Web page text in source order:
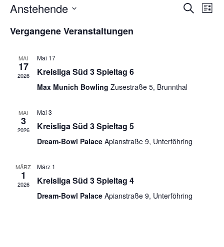
SucheListe
Anstehende
wählen.
Vergangene Veranstaltungen
MAI
17
2026
Mai 17
Kreisliga Süd 3 Spieltag 6
Max Munich Bowling Zusestraße 5, Brunnthal
MAI
3
2026
Mai 3
Kreisliga Süd 3 Spieltag 5
Dream-Bowl Palace Apianstraße 9, Unterföhring
MÄRZ
1
2026
März 1
Kreisliga Süd 3 Spieltag 4
Dream-Bowl Palace Apianstraße 9, Unterföhring